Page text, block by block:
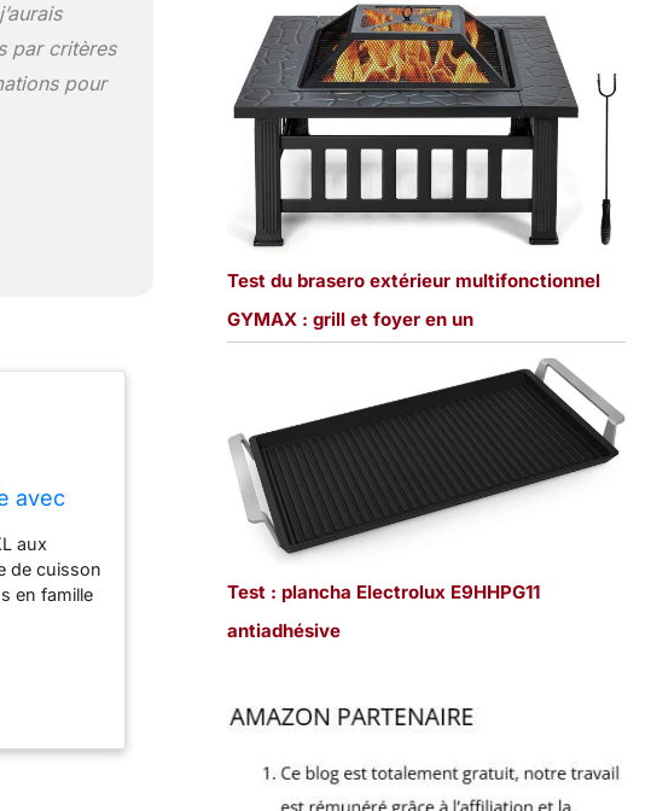
par critères
pour
avec
aux
de cuisson
en famille
incluses
et la
pour une
Test du brasero extérieur multifonctionnel
GYMAX : grill et foyer en un
Test : plancha Electrolux E9HHPG11
antiadhésive